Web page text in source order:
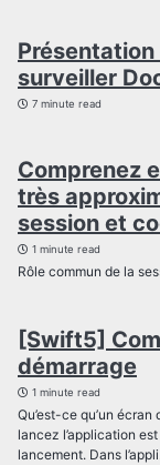
surveiller
7 minute read
Comprenez
très
session et
1 minute read
Rôle commun de la
[Swift5]
démarrage
1 minute read
Qu’est-ce qu’un
lancez l’application
lancement. Dans